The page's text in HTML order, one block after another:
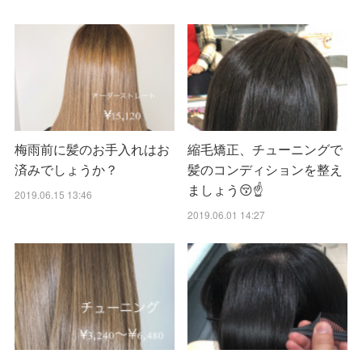
梅雨前に髪のお手入れはお
済みでしょうか？
2019.06.15 13:46
縮毛矯正、チューニングで
髪のコンディションを整え
ましょう😚☝️
2019.06.01 14:27